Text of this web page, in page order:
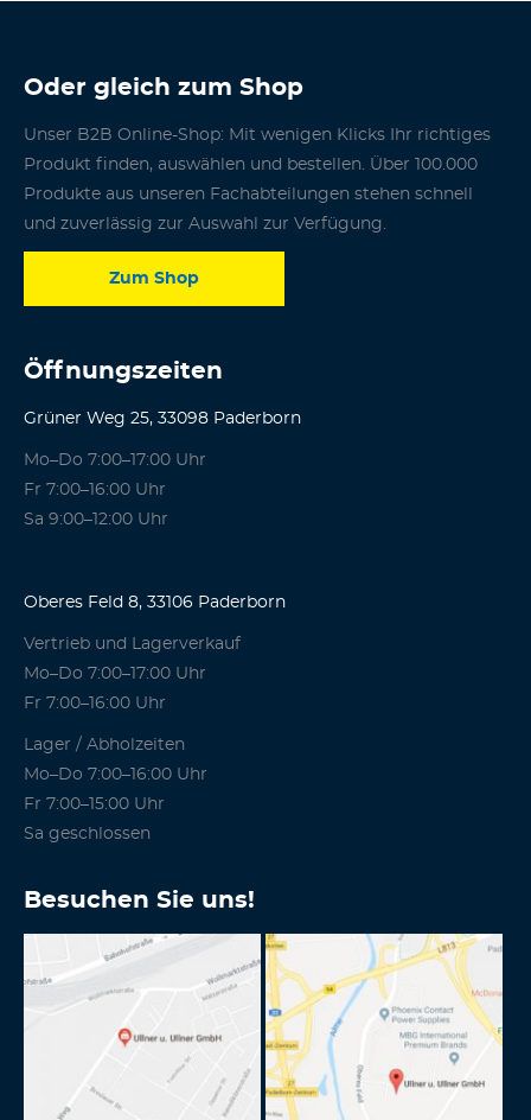
Oder gleich zum Shop
Unser B2B Online-Shop: Mit wenigen Klicks Ihr richtiges
Produkt finden, auswählen und bestellen. Über 100.000
Produkte aus unseren Fachabteilungen stehen schnell
und zuverlässig zur Auswahl zur Verfügung.
Zum Shop
Öffnungszeiten
Grüner Weg 25, 33098 Paderborn
Mo–Do 7:00–17:00 Uhr
Fr 7:00–16:00 Uhr
Sa 9:00–12:00 Uhr
Oberes Feld 8, 33106 Paderborn
Vertrieb und Lagerverkauf
Mo–Do 7:00–17:00 Uhr
Fr 7:00–16:00 Uhr
Lager / Abholzeiten
Mo–Do 7:00–16:00 Uhr
Fr 7:00–15:00 Uhr
Sa geschlossen
Besuchen Sie uns!